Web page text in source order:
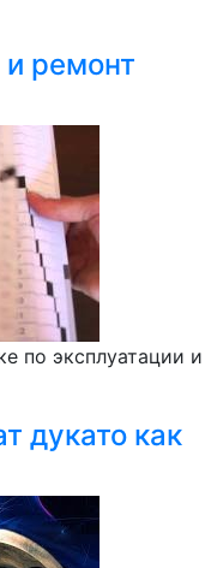
и ремонт
по эксплуатации и
дукато как